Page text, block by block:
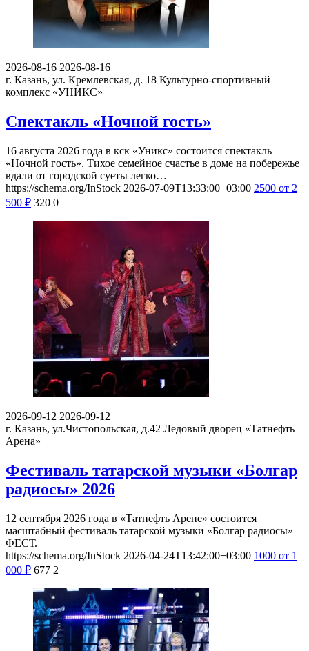
2026-08-16 2026-08-16
г. Казань, ул. Кремлевская, д. 18 Культурно-спортивный
комплекс «УНИКС»
Спектакль «Ночной гость»
16 августа 2026 года в кск «Уникс» состоится спектакль
«Ночной гость». Тихое семейное счастье в доме на побережье
вдали от городской суеты легко…
https://schema.org/InStock 2026-07-09T13:33:00+03:00 2500 от 2
500 ₽ 320 0
2026-09-12 2026-09-12
г. Казань, ул.Чистопольская, д.42 Ледовый дворец «Татнефть
Арена»
Фестиваль татарской музыки «Болгар
радиосы» 2026
12 сентября 2026 года в «Татнефть Арене» состоится
масштабный фестиваль татарской музыки «Болгар радиосы»
ФЕСТ.
https://schema.org/InStock 2026-04-24T13:42:00+03:00 1000 от 1
000 ₽ 677 2